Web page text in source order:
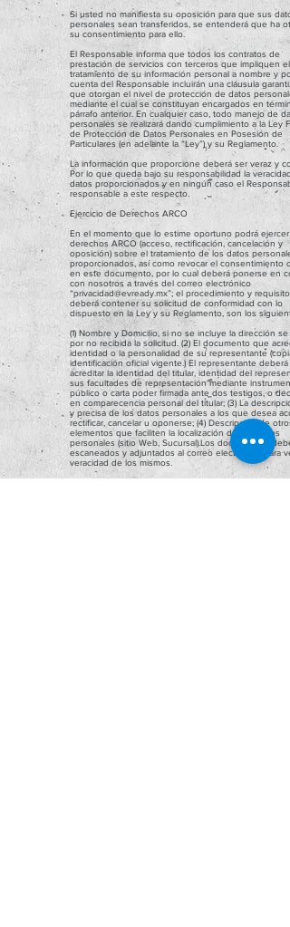
Si usted no manifiesta su oposición para que sus
personales sean transferidos, se entenderá que ha
su consentimiento para ello.
El Responsable informa que todos los contratos de
prestación de servicios con terceros que impliquen el
tratamiento de su información personal a nombre y por
cuenta del Responsable incluirán una cláusula
que otorgan el nivel de protección de datos
mediante el cual se constituyan encargados en
párrafo anterior. En cualquier caso, todo manejo de
personales se realizará dando cumplimiento a la Ley
de Protección de Datos Personales en Posesión de
Particulares (en adelante la “Ley”) y su Reglamento.
La información que proporcione deberá ser veraz y
Por lo que queda bajo su responsabilidad la veracidad
datos proporcionados y en ningún caso el
responsable a este respecto.
Ejercicio de Derechos ARCO
En el momento que lo estime oportuno podrá ejercer
derechos ARCO (acceso, rectificación, cancelación y
oposición) sobre el tratamiento de los datos
proporcionados, así como revocar el consentimiento
en este documento, por lo cual deberá ponerse en
con nosotros a través del correo electrónico
“privacidad@evready.mx”; el procedimiento y
deberá contener su solicitud de conformidad con lo
dispuesto en la Ley y su Reglamento, son los
(1) Nombre y Domicilio, si no se incluye la dirección se
por no recibida la solicitud. (2) El documento que
identidad o la personalidad de su representante
identificación oficial vigente.) El representante deberá
acreditar la identidad del titular, identidad del
sus facultades de representación mediante
público o carta poder firmada ante dos testigos, o
en comparecencia personal del titular; (3) La
y precisa de los datos personales a los que desea
rectificar, cancelar u oponerse; (4) Descripción de otros
elementos que faciliten la localización de sus datos
personales (sitio Web, Sucursal).Los documentos
escaneados y adjuntados al correo electrónico para
veracidad de los mismos.